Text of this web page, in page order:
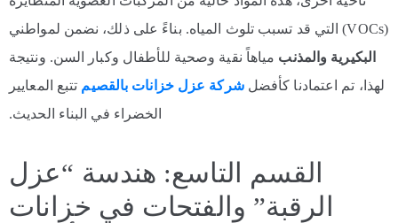
(VOCs) التي قد تسبب تلوث المياه. بناءً على ذلك، نضمن لمواطني
البكيرية والمذنب مياهاً نقية وصحية للأطفال وكبار السن. ونتيجة
لهذا، تم اعتمادنا كأفضلشركة عزل خزانات بالقصيم تتبع المعايير
الخضراء في البناء الحديث.
القسم التاسع: هندسة “عزل
الرقبة” والفتحات في خزانات